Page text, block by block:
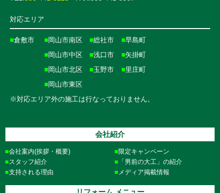
対応エリア
■倉敷市 ■岡山市南区
■岡山市中区
■岡山市北区
■岡山市東区
■総社市
■浅口市
■玉野市
■早島町
■矢掛町
■里庄町
※対応エリア外の施工は行なっておりません。
会社紹介
会社案内(挨拶・概要)
スタッフ紹介
支持される理由
限定キャンペーン
「男前の大工」の紹介
メディア掲載情報